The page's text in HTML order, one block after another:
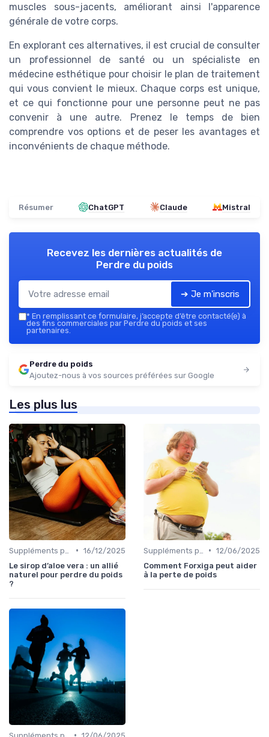
muscles sous-jacents, améliorant ainsi l'apparence
générale de votre corps.
En explorant ces alternatives, il est crucial de consulter
un professionnel de santé ou un spécialiste en
médecine esthétique pour choisir le plan de traitement
qui vous convient le mieux. Chaque corps est unique,
et ce qui fonctionne pour une personne peut ne pas
convenir à une autre. Prenez le temps de bien
comprendre vos options et de peser les avantages et
inconvénients de chaque méthode.
Résumer ChatGPT Claude Mistral
Recevez les dernières actualités de
Perdre du poids
➔ Je m'inscris
* En remplissant ce formulaire, j’accepte d’être contacté(e) à
des fins commerciales par Perdre du poids et ses
partenaires.
Perdre du poids
Ajoutez-nous à vos sources préférées sur Google
Les plus lus
• 16/12/2025
Le sirop d’aloe vera : un allié
naturel pour perdre du poids
?
• 12/06/2025
Comment Forxiga peut aider
à la perte de poids